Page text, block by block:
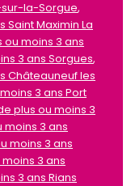
sur-la-Sorgue,
Saint Maximin La
ou moins 3 ans
3 ans Sorgues,
Châteauneuf les
3 ans Port
plus ou moins 3
moins 3 ans
moins 3 ans
3 ans
3 ans Rians